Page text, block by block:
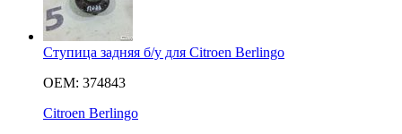
Ступица задняя б/у для Citroen Berlingo
OEM: 374843
Citroen Berlingo